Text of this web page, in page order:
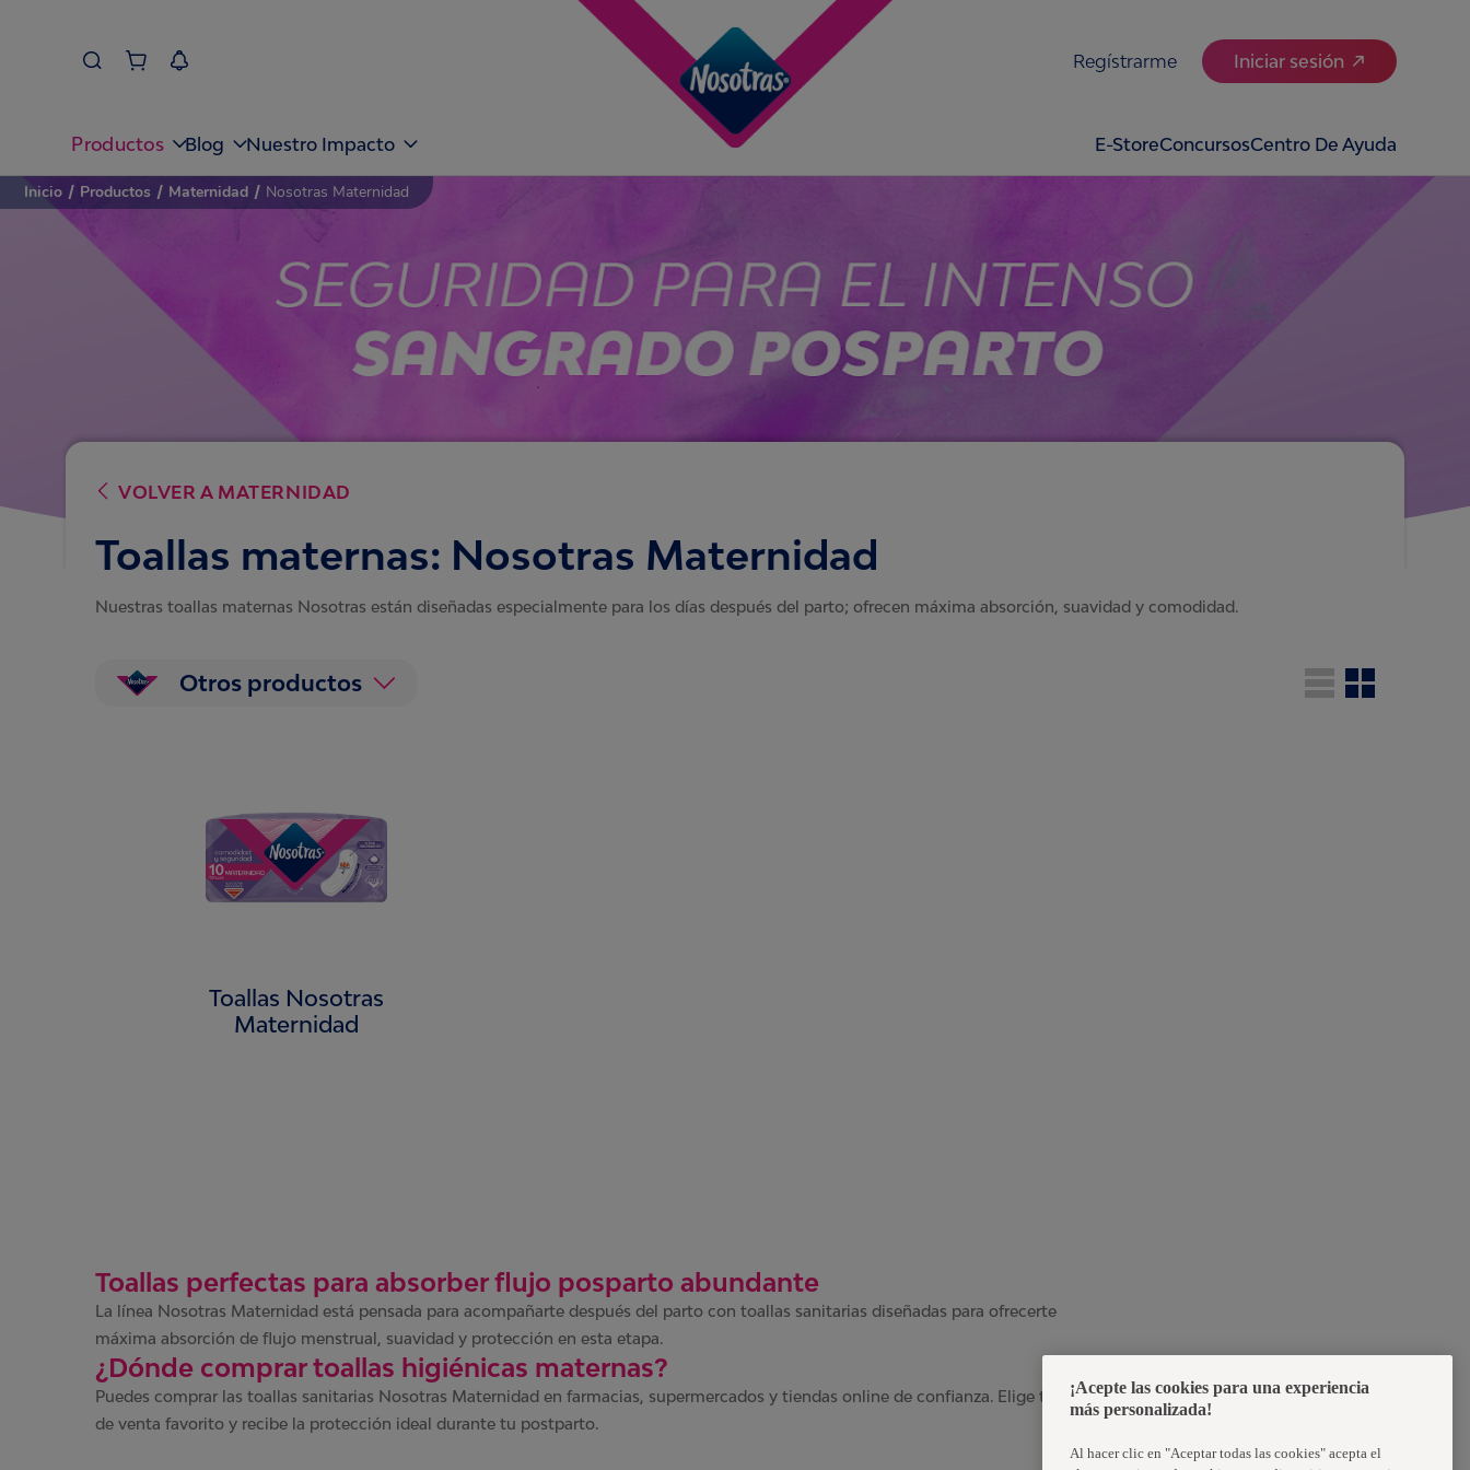
Regístrarme Iniciar sesión
Productos Blog Nuestro Impacto E-StoreConcursosCentro De Ayuda
Inicio / Productos / Maternidad / Nosotras Maternidad
VOLVER A MATERNIDAD
Toallas maternas: Nosotras Maternidad
Nuestras toallas maternas Nosotras están diseñadas especialmente para los días después del parto; ofrecen máxima absorción, suavidad y comodidad.
Otros productos
Pañitos Húmedos Íntimos
Protectores Diarios
Toallas Nosotras
Maternidad
Toallas perfectas para absorber flujo posparto abundante
La línea Nosotras Maternidad está pensada para acompañarte después del parto con toallas sanitarias diseñadas para ofrecerte
máxima absorción de flujo menstrual, suavidad y protección en esta etapa.
¿Dónde comprar toallas higiénicas maternas?
Puedes comprar las toallas sanitarias Nosotras Maternidad en farmacias, supermercados y tiendas online de confianza. Elige tu punto
de venta favorito y recibe la protección ideal durante tu postparto.
¡Acepte las cookies para una experiencia
más personalizada!
Al hacer clic en "Aceptar todas las cookies" acepta el